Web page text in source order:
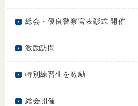
総会・優良警察官表彰式 開催
激励訪問
特別練習生を激励
総会開催